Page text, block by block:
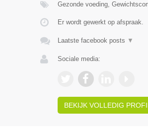
Gezonde voeding,
Er wordt gewerkt op afspraak.
Laatste facebook posts ▼
Sociale media:
BEKIJK VOLLEDIG